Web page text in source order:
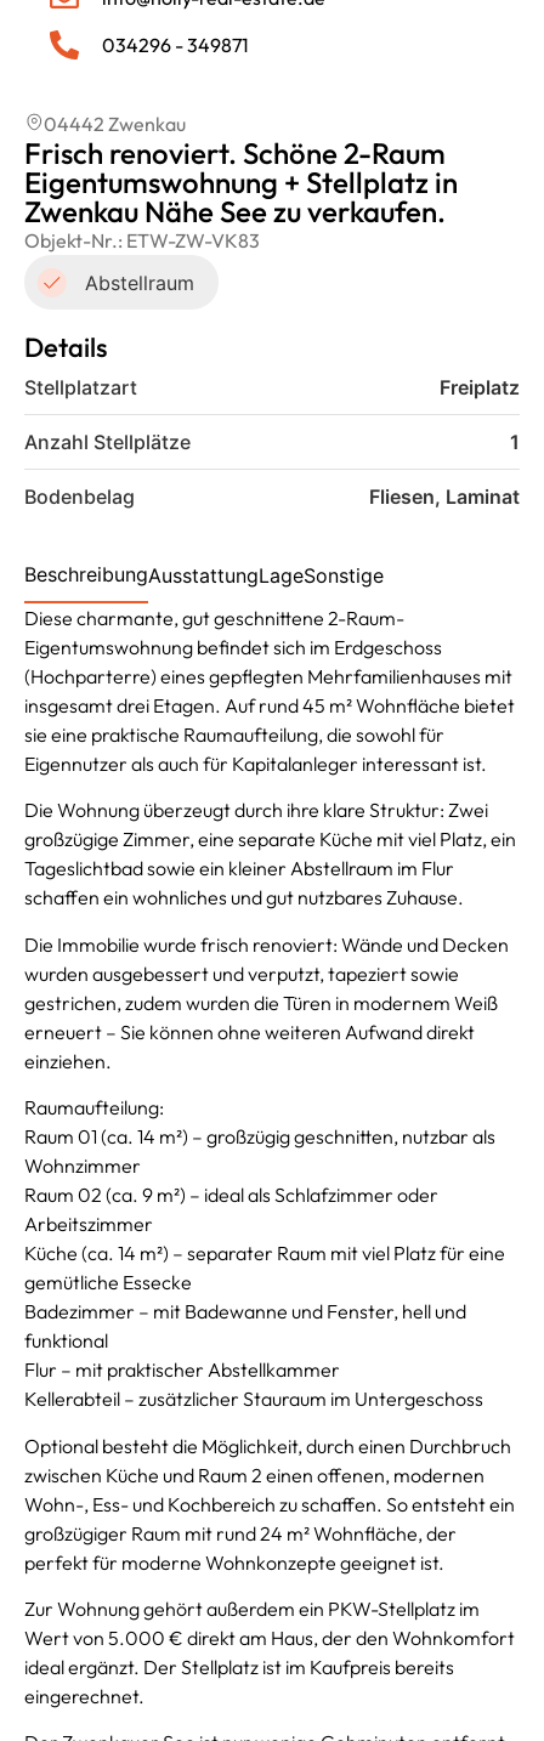
034296 - 349871
04442 Zwenkau
Frisch renoviert. Schöne 2-Raum
Eigentumswohnung + Stellplatz in
Zwenkau Nähe See zu verkaufen.
Objekt-Nr.: ETW-ZW-VK83
Abstellraum
Details
Stellplatzart Freiplatz
Anzahl Stellplätze 1
Bodenbelag Fliesen, Laminat
BeschreibungAusstattungLageSonstige
Diese charmante, gut geschnittene 2-Raum-
Eigentumswohnung befindet sich im Erdgeschoss
(Hochparterre) eines gepflegten Mehrfamilienhauses mit
insgesamt drei Etagen. Auf rund 45 m² Wohnfläche bietet
sie eine praktische Raumaufteilung, die sowohl für
Eigennutzer als auch für Kapitalanleger interessant ist.
Die Wohnung überzeugt durch ihre klare Struktur: Zwei
großzügige Zimmer, eine separate Küche mit viel Platz, ein
Tageslichtbad sowie ein kleiner Abstellraum im Flur
schaffen ein wohnliches und gut nutzbares Zuhause.
Die Immobilie wurde frisch renoviert: Wände und Decken
wurden ausgebessert und verputzt, tapeziert sowie
gestrichen, zudem wurden die Türen in modernem Weiß
erneuert – Sie können ohne weiteren Aufwand direkt
einziehen.
Raumaufteilung:
Raum 01 (ca. 14 m²) – großzügig geschnitten, nutzbar als
Wohnzimmer
Raum 02 (ca. 9 m²) – ideal als Schlafzimmer oder
Arbeitszimmer
Küche (ca. 14 m²) – separater Raum mit viel Platz für eine
gemütliche Essecke
Badezimmer – mit Badewanne und Fenster, hell und
funktional
Flur – mit praktischer Abstellkammer
Kellerabteil – zusätzlicher Stauraum im Untergeschoss
Optional besteht die Möglichkeit, durch einen Durchbruch
zwischen Küche und Raum 2 einen offenen, modernen
Wohn-, Ess- und Kochbereich zu schaffen. So entsteht ein
großzügiger Raum mit rund 24 m² Wohnfläche, der
perfekt für moderne Wohnkonzepte geeignet ist.
Zur Wohnung gehört außerdem ein PKW-Stellplatz im
Wert von 5.000 € direkt am Haus, der den Wohnkomfort
ideal ergänzt. Der Stellplatz ist im Kaufpreis bereits
eingerechnet.